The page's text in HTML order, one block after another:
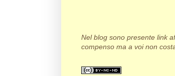
Nel blog sono presente link
compenso ma a voi non